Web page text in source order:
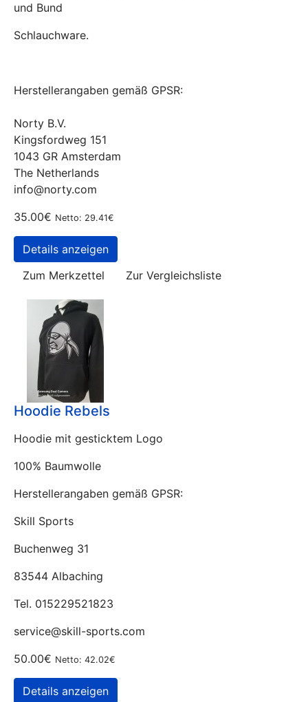
und Bund
Schlauchware.
Herstellerangaben gemäß GPSR:
Norty B.V.
Kingsfordweg 151
1043 GR Amsterdam
The Netherlands
info@norty.com
35.00€ Netto: 29.41€
Details anzeigen
Zum Merkzettel
Zur Vergleichsliste
Hoodie Rebels
Hoodie mit gesticktem Logo
100% Baumwolle
Herstellerangaben gemäß GPSR:
Skill Sports
Buchenweg 31
83544 Albaching
Tel. 015229521823
service@skill-sports.com
50.00€ Netto: 42.02€
Details anzeigen